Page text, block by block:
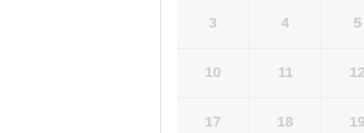
3 4 5
10 11
17 18